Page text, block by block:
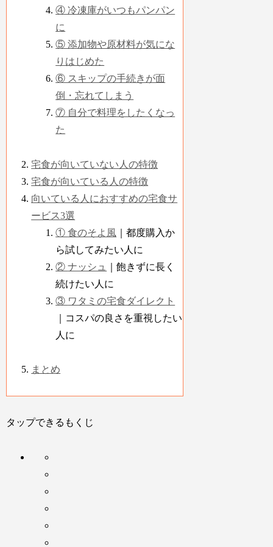
④ 冷凍庫がいつもパンパン
に
⑤ 添加物や原材料が気にな
りはじめた
⑥ スキップの手続きが面
倒・忘れてしまう
⑦ 自分で料理をしたくなっ
た
宅食が向いていない人の特徴
宅食が向いている人の特徴
向いている人におすすめの宅食サ
ービス3選
①食のそよ風 ｜都度購入か
ら試してみたい人に
②ナッシュ
｜飽きずに長く
続けたい人に
③ ワタミの宅食ダイレクト
｜コスパの良さを重視したい
人に
まとめ
タップできるもくじ